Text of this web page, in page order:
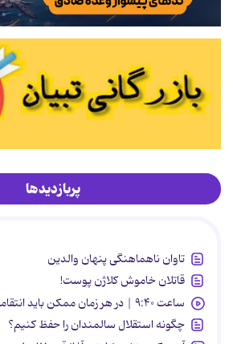
پربازدیدها
تاوان ناهماهنگی پنهان والدین
قاتلان خاموش کلاژن پوست!
ساعت ۹:۴۰ | در هر زمان ممکن باید انتقامشان را پس بدهند
چگونه استقلال سالمندان را حفظ کنیم؟